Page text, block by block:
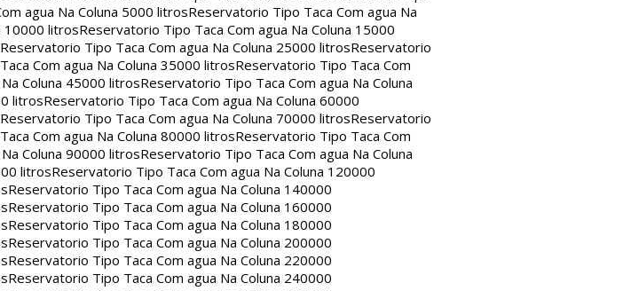
agua Na Coluna 5000 litrosReservatorio Tipo Taca Com agua Na
10000 litrosReservatorio Tipo Taca Com agua Na Coluna 15000
Reservatorio Tipo Taca Com agua Na Coluna 25000 litrosReservatorio
Com agua Na Coluna 35000 litrosReservatorio Tipo Taca Com
Coluna 45000 litrosReservatorio Tipo Taca Com agua Na Coluna
litrosReservatorio Tipo Taca Com agua Na Coluna 60000
Reservatorio Tipo Taca Com agua Na Coluna 70000 litrosReservatorio
Com agua Na Coluna 80000 litrosReservatorio Tipo Taca Com
Coluna 90000 litrosReservatorio Tipo Taca Com agua Na Coluna
litrosReservatorio Tipo Taca Com agua Na Coluna 120000
Reservatorio Tipo Taca Com agua Na Coluna 140000
Reservatorio Tipo Taca Com agua Na Coluna 160000
Reservatorio Tipo Taca Com agua Na Coluna 180000
Reservatorio Tipo Taca Com agua Na Coluna 200000
Reservatorio Tipo Taca Com agua Na Coluna 220000
Reservatorio Tipo Taca Com agua Na Coluna 240000